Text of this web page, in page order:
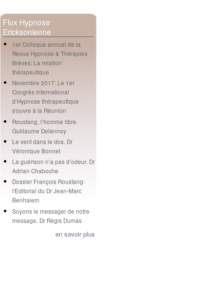
Flux Hypnose
Ericksonienne
1er Colloque annuel de la
Revue Hypnose & Thérapies
Brèves: La relation
thérapeutique
Novembre 2017: Le 1er
Congrès International
d’Hypnose thérapeutique
s'ouvre à la Réunion
Roustang, l’homme libre.
Guillaume Delannoy
Le vent dans le dos. Dr
Véronique Bonnet
La guérison n’a pas d’odeur. Dr
Adrian Chaboche
Dossier François Roustang:
l'Editorial du Dr Jean-Marc
Benhaiem
Soyons le messager de notre
message. Dr Régis Dumas
en savoir plus